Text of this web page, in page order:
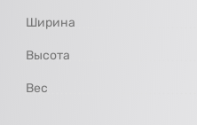
Ширина
Высота
Вес